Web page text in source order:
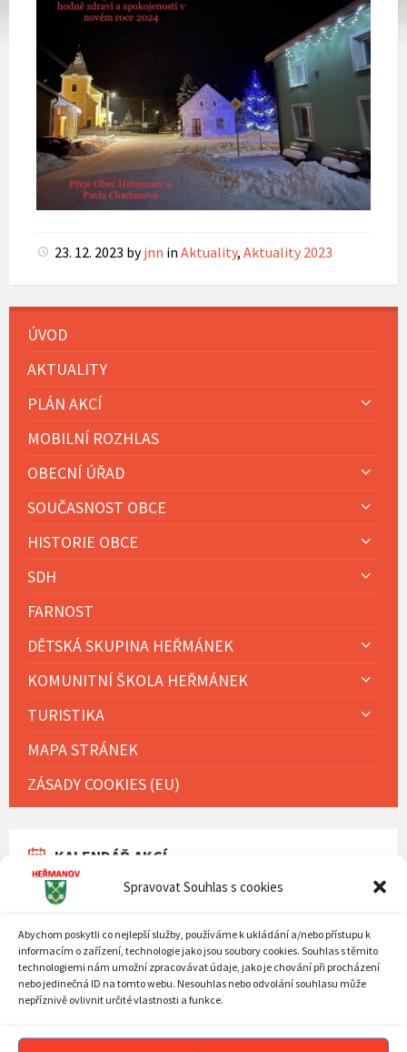
Spravovat Souhlas s cookies
Abychom poskytli co nejlepší služby, používáme k ukládání a/nebo přístupu k
informacím o zařízení, technologie jako jsou soubory cookies. Souhlas s těmito
technologiemi nám umožní zpracovávat údaje, jako je chování při procházení
nebo jedinečná ID na tomto webu. Nesouhlas nebo odvolání souhlasu může
nepříznivě ovlivnit určité vlastnosti a funkce.
23. 12. 2023 by jnn in Aktuality, Aktuality 2023
ÚVOD
AKTUALITY
PLÁN AKCÍ
MOBILNÍ ROZHLAS
OBECNÍ ÚŘAD
SOUČASNOST OBCE
HISTORIE OBCE
SDH
FARNOST
DĚTSKÁ SKUPINA HEŘMÁNEK
KOMUNITNÍ ŠKOLA HEŘMÁNEK
TURISTIKA
MAPA STRÁNEK
ZÁSADY COOKIES (EU)
KALENDÁŘ AKCÍ
Srpen2026
Previous
Next
Skip
calendar
days
27 28 29 30 31 1
2
3
4 8
10
11 12 13